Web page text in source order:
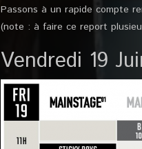
Passons à un rapide compte
(note : à faire ce report
Vendredi 19